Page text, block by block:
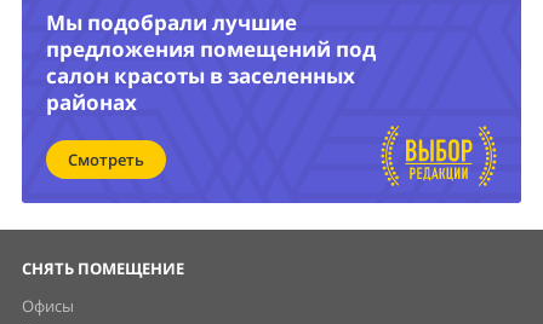
Мы подобрали лучшие
предложения помещений под
салон красоты в заселенных
районах
Смотреть
СНЯТЬ ПОМЕЩЕНИЕ
Офисы